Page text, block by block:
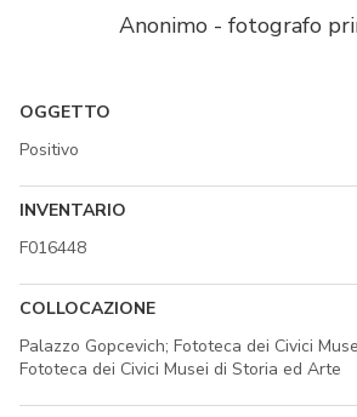
Anonimo - fotografo
OGGETTO
Positivo
INVENTARIO
F016448
COLLOCAZIONE
Palazzo Gopcevich; Fototeca dei Civici
Fototeca dei Civici Musei di Storia ed Arte